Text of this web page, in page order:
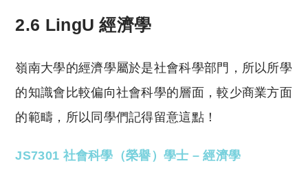
2.6 LingU 經濟學
嶺南大學的經濟學屬於是社會科學部門，所以所學
的知識會比較偏向社會科學的層面，較少商業方面
的範疇，所以同學們記得留意這點！
JS7301 社會科學（榮譽）學士 – 經濟學